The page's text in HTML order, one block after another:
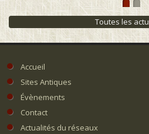
Toutes les
Accueil
Sites Antiques
Évènements
Contact
Actualités du réseaux